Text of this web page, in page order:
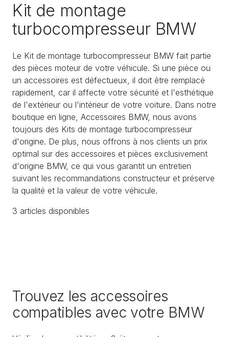
Kit de montage
turbocompresseur BMW
Le Kit de montage turbocompresseur BMW fait partie
des pièces moteur de votre véhicule. Si une pièce ou
un accessoires est défectueux, il doit être remplacé
rapidement, car il affecte votre sécurité et l'esthétique
de l'extérieur ou l'intérieur de votre voiture. Dans notre
boutique en ligne, Accessoires BMW, nous avons
toujours des Kits de montage turbocompresseur
d'origine. De plus, nous offrons à nos clients un prix
optimal sur des accessoires et pièces exclusivement
d'origine BMW, ce qui vous garantit un entretien
suivant les recommandations constructeur et préserve
la qualité et la valeur de votre véhicule.
3 articles disponibles
Trouvez les accessoires
compatibles avec votre BMW